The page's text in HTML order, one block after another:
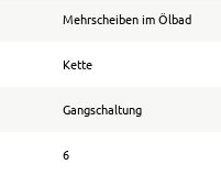
Mehrscheiben im Ölbad
Kette
Gangschaltung
6